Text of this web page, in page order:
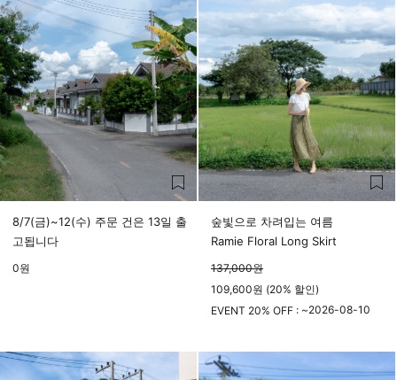
8/7(금)~12(수) 주문 건은 13일 출
고됩니다
0원
숲빛으로 차려입는 여름
Ramie Floral Long Skirt
137,000원
109,600원 (20% 할인)
EVENT 20% OFF : ~2026-08-10